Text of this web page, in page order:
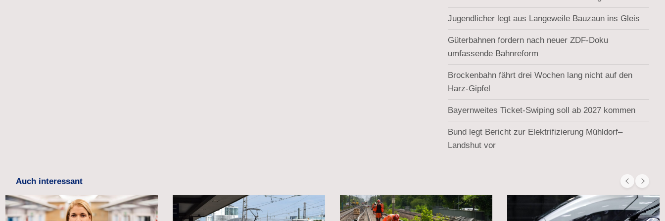
Jugendlicher legt aus Langeweile Bauzaun ins Gleis
Güterbahnen fordern nach neuer ZDF-Doku
umfassende Bahnreform
Brockenbahn fährt drei Wochen lang nicht auf den
Harz-Gipfel
Bayernweites Ticket-Swiping soll ab 2027 kommen
Bund legt Bericht zur Elektrifizierung Mühldorf–
Landshut vor
Auch interessant